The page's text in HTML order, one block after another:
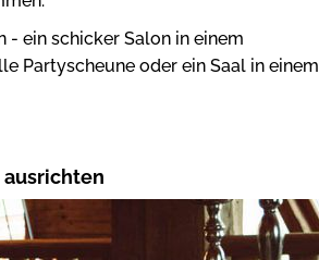
- ein schicker Salon in einem
Partyscheune oder ein Saal in einem
ausrichten